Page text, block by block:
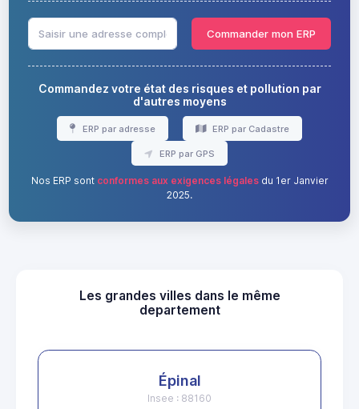
Commander mon ERP
Commandez votre état des risques et pollution par
d'autres moyens
ERP par adresse ERP par Cadastre
ERP par GPS
Nos ERP sont conformes aux exigences légalesdu 1er Janvier
2025.
Les grandes villes dans le même
departement
Épinal
Insee : 88160